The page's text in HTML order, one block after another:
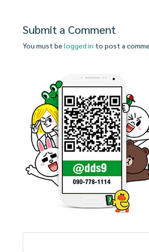
Submit a Comment
You must be logged in to post a